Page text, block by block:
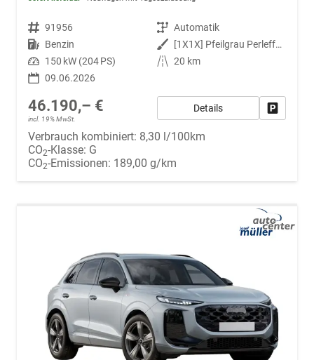
Fahrzeugnr. 91956 Getriebe Automatik
Kraftstoff Benzin Außenfarbe
[1X1X] Pfeilgrau Perleffekt
Leistung 150 kW (204 PS) Kilometerstand 20 km
09.06.2026
46.190,– €
incl. 19% MwSt.
Details
Verbrauch kombiniert: 8,30 l/100km
CO2-Klasse: G
CO2-Emissionen: 189,00 g/km